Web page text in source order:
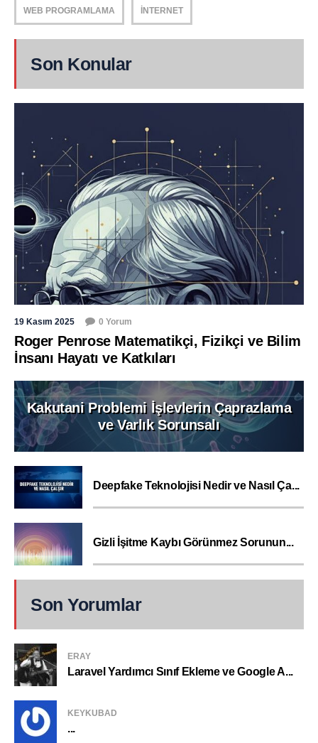
WEB PROGRAMLAMA İNTERNET
Son Konular
19 Kasım 2025 0 Yorum
Roger Penrose Matematikçi, Fizikçi ve Bilim
İnsanı Hayatı ve Katkıları
Kakutani Problemi İşlevlerin Çaprazlama
ve Varlık Sorunsalı
Deepfake Teknolojisi Nedir ve Nasıl Ça...
Gizli İşitme Kaybı Görünmez Sorunun...
Son Yorumlar
ERAY
Laravel Yardımcı Sınıf Ekleme ve Google A...
KEYKUBAD
...